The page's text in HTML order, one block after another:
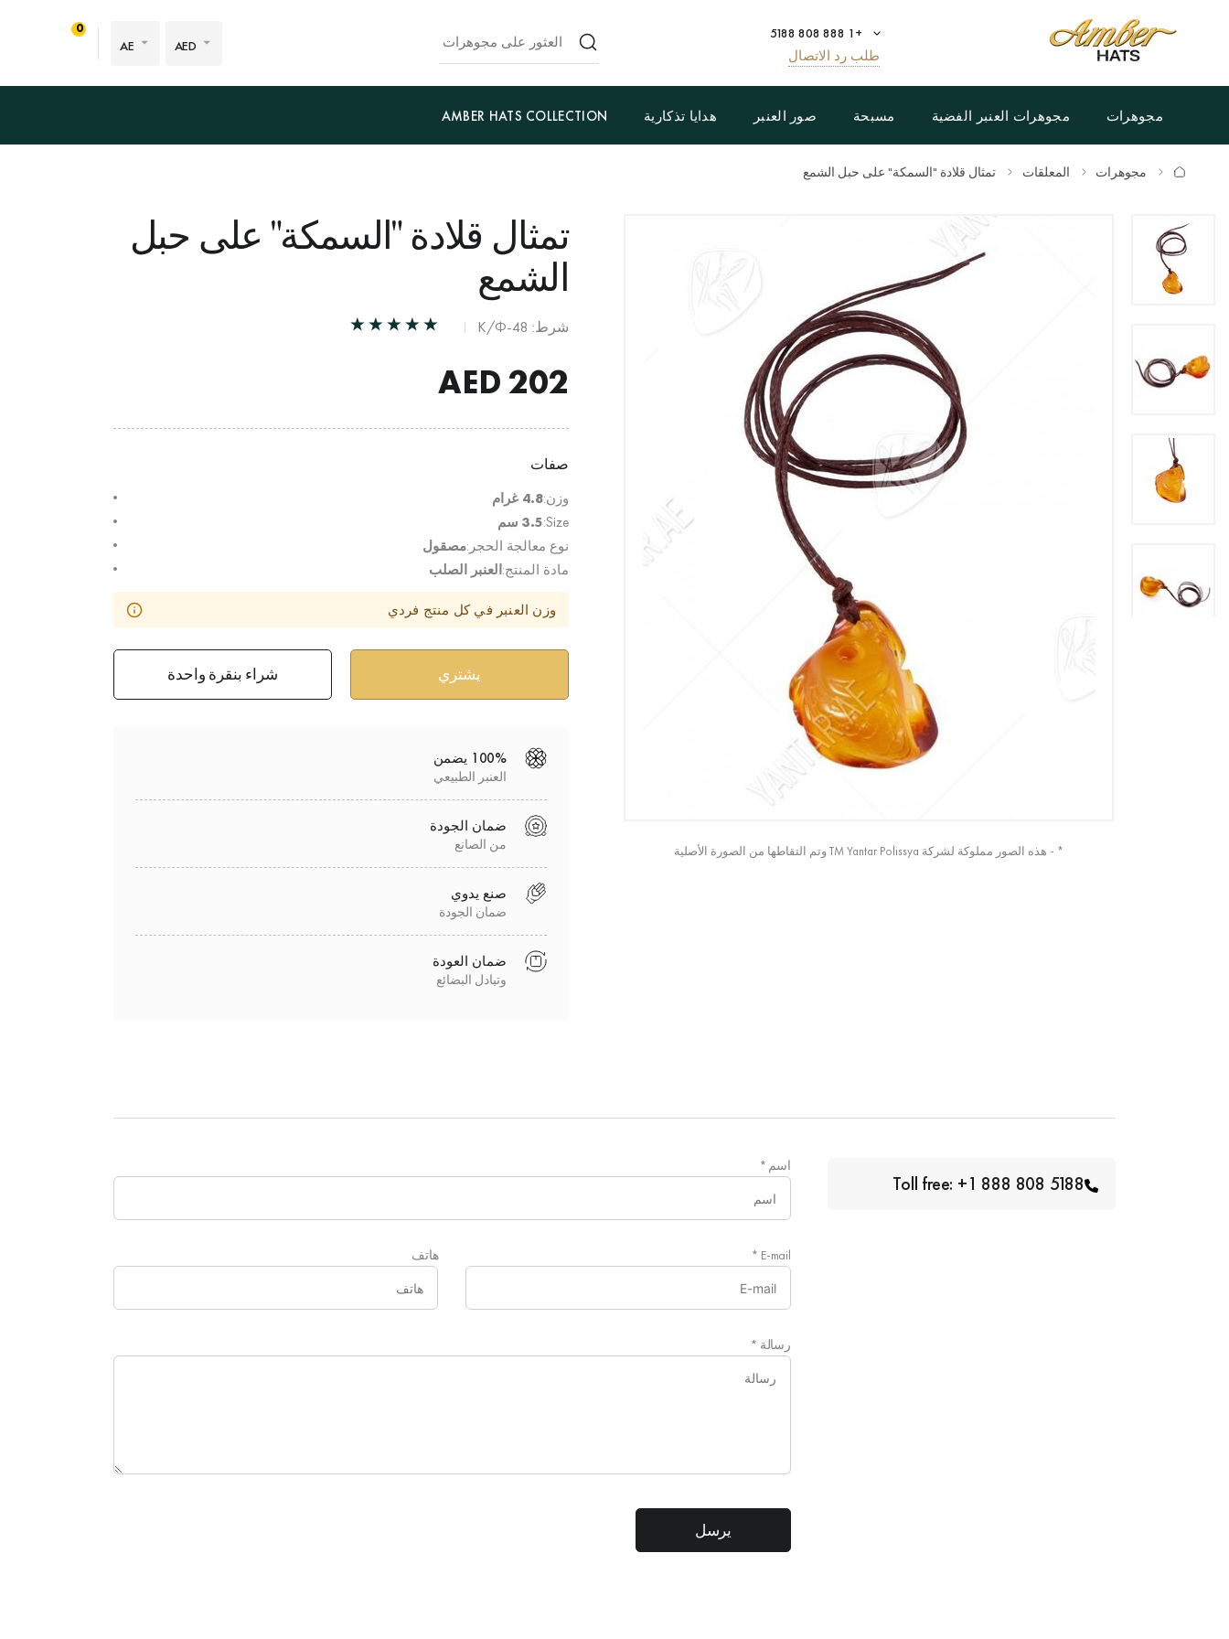
+1 888 808 5188
طلب رد الاتصال
AED
AE
0
مجوهرات مجوهرات العنبر الفضية مسبحة صور العنبر هدايا تذكارية AMBER HATS COLLECTION
مجوهرات المعلقات تمثال قلادة "السمكة" على حبل الشمع
* - هذه الصور مملوكة لشركة TM Yantar Polissya وتم التقاطها من الصورة الأصلية
تمثال قلادة "السمكة" على حبل
الشمع
شرط: К/Ф-48
202
صفات
وزن:4.8 غرام
Size: 3.5 سم
نوع معالجة الحجر:مصقول
مادة المنتج:العنبر الصلب
وزن العنبر في كل منتج فردي
شراء بنقرة واحدة
100% يضمن
العنبر الطبيعي
ضمان الجودة
من الصانع
صنع يدوي
ضمان الجودة
ضمان العودة
وتبادل البضائع
اسم *
E-mail
* هاتف
رسالة *
Toll free: +1 888 808 5188